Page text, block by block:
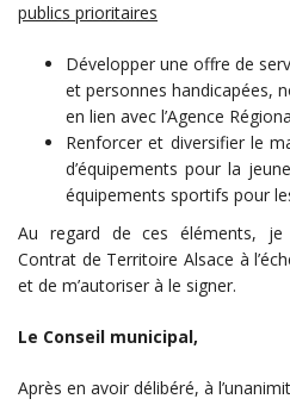
publics prioritaires
Développer une offre de
et personnes handicapées,
en lien avec l’Agence
Renforcer et diversifier le
d’équipements pour la
équipements sportifs pour
Au regard de ces éléments, je
Contrat de Territoire Alsace à
et de m’autoriser à le signer.
Le Conseil municipal,
Après en avoir délibéré, à